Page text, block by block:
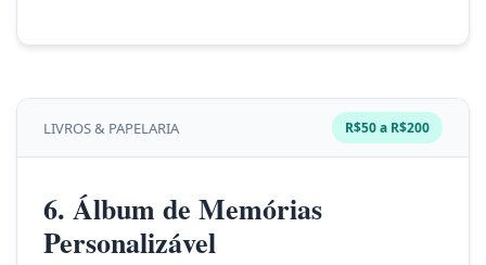
LIVROS & PAPELARIA R$50 a R$200
6. Álbum de Memórias
Personalizável